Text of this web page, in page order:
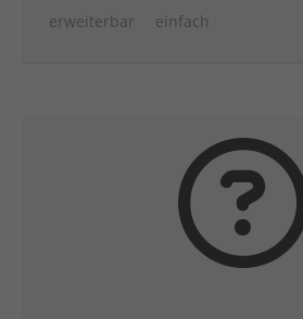
erweiterbar
einfach